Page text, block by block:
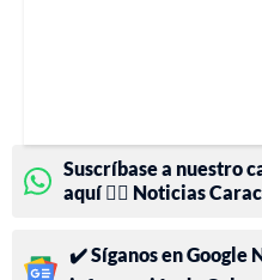
Suscríbase a nuestro
aquí 👉🏻 Noticias
✔️ Síganos en Google